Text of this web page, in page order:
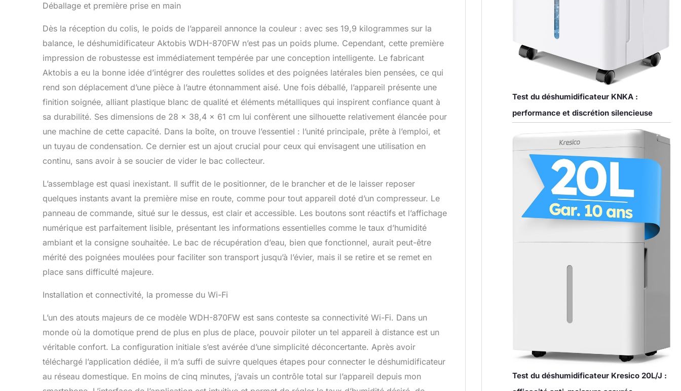
Déballage et première prise en main
Dès la réception du colis, le poids de l’appareil annonce la couleur : avec ses 19,9 kilogrammes sur la
balance, le déshumidificateur Aktobis WDH-870FW n’est pas un poids plume. Cependant, cette première
impression de robustesse est immédiatement tempérée par une conception intelligente. Le fabricant
Aktobis a eu la bonne idée d’intégrer des roulettes solides et des poignées latérales bien pensées, ce qui
rend son déplacement d’une pièce à l’autre étonnamment aisé. Une fois déballé, l’appareil présente une
finition soignée, alliant plastique blanc de qualité et éléments métalliques qui inspirent confiance quant à
sa durabilité. Ses dimensions de 28 x 38,4 x 61 cm lui confèrent une silhouette relativement élancée pour
une machine de cette capacité. Dans la boîte, on trouve l’essentiel : l’unité principale, prête à l’emploi, et
un tuyau de condensation. Ce dernier est un ajout crucial pour ceux qui envisagent une utilisation en
continu, sans avoir à se soucier de vider le bac collecteur.
L’assemblage est quasi inexistant. Il suffit de le positionner, de le brancher et de le laisser reposer
quelques instants avant la première mise en route, comme pour tout appareil doté d’un compresseur. Le
panneau de commande, situé sur le dessus, est clair et accessible. Les boutons sont réactifs et l’affichage
numérique est parfaitement lisible, présentant les informations essentielles comme le taux d’humidité
ambiant et la consigne souhaitée. Le bac de récupération d’eau, bien que fonctionnel, aurait peut-être
mérité des poignées moulées pour faciliter son transport jusqu’à l’évier, mais il se retire et se remet en
place sans difficulté majeure.
Installation et connectivité, la promesse du Wi-Fi
L’un des atouts majeurs de ce modèle WDH-870FW est sans conteste sa connectivité Wi-Fi. Dans un
monde où la domotique prend de plus en plus de place, pouvoir piloter un tel appareil à distance est un
véritable confort. La configuration initiale s’est avérée d’une simplicité déconcertante. Après avoir
téléchargé l’application dédiée, il m’a suffi de suivre quelques étapes pour connecter le déshumidificateur
au réseau domestique. En moins de cinq minutes, j’avais un contrôle total sur l’appareil depuis mon
Test du déshumidificateur KNKA :
performance et discrétion silencieuse
Test du déshumidificateur Kresico 20L/J :